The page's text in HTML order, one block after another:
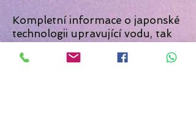
Kompletní informace o japonské
technologii upravující vodu, tak
zprostředkujeme. Šíření a sdílení